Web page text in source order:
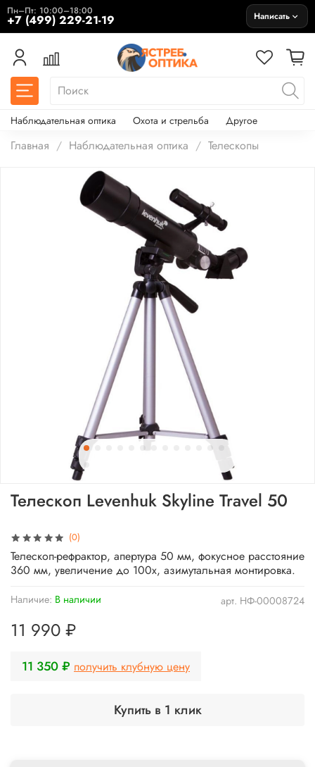
Пн–Пт: 10:00–18:00
+7 (499) 229-21-19 Написать
Наблюдательная оптика Охота и стрельба Другое
Главная Наблюдательная оптика Телескопы
(0)
арт. НФ-00008724
Наличие: В наличии
Телескоп Levenhuk Skyline Travel 50
11 990 ₽
11 350 ₽ получить клубную цену
Купить в 1 клик
Телескоп-рефрактор, апертура 50 мм, фокусное расстояние
360 мм, увеличение до 100x, азимутальная монтировка.